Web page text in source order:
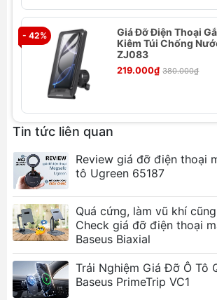
Giá đỡ máy tính bảng Baseus
Magnetic Tablet Stand là phụ kiện hỗ
nâng đỡ máy tính bảng một cách
công nghệ nam châm mạnh mẽ.
dễ dàng điều chỉnh góc nhìn, giúp
thể sử dụng máy tính bảng ở nhiều
nhau, từ làm việc đến giải trí. Với vật
sách, làm việc hay video call, giúp
nghiệm sử dụng. Đây là giải pháp lý
người dùng máy tính bảng yêu cầu
tính di động cao.
- 42%
Giá Đỡ Điện Thoại
Kiêm Túi Chống
ZJ083
219.000₫ 380.000₫
Tin tức liên quan
Review giá đỡ điện thoại
tô Ugreen 65187
Quá cứng, làm vũ khí
Check giá đỡ điện thoại
Baseus Biaxial
Trải Nghiệm Giá Đỡ Ô Tô
Baseus PrimeTrip VC1